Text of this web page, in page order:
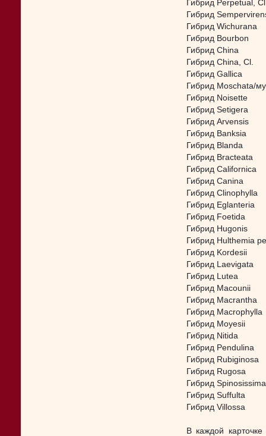
Гибрид Perpetual,
Гибрид
Гибрид Wichurana
Гибрид Bourbon
Гибрид China
Гибрид China, Cl.
Гибрид Gallica
Гибрид Moschata/
Гибрид Noisette
Гибрид Setigera
Гибрид Arvensis
Гибрид Banksia
Гибрид Blanda
Гибрид Bracteata
Гибрид Californica
Гибрид Canina
Гибрид Clinophylla
Гибрид Eglanteria
Гибрид Foetida
Гибрид Hugonis
Гибрид Hulthemia
Гибрид Kordesii
Гибрид Laevigata
Гибрид Lutea
Гибрид Macounii
Гибрид Macrantha
Гибрид Macrophylla
Гибрид Moyesii
Гибрид Nitida
Гибрид Pendulina
Гибрид Rubiginosa
Гибрид Rugosa
Гибрид Spinosissima
Гибрид Suffulta
Гибрид Villossa
В каждой